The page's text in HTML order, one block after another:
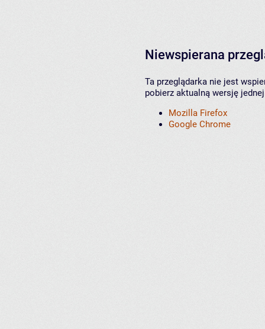
Niewspierana
Ta przeglądarka nie jest
pobierz aktualną wersję
Mozilla Firefox
Google Chrome